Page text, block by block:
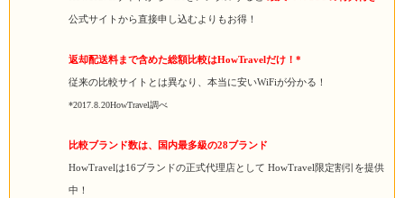
公式サイトから直接申し込むよりもお得！
返却配送料まで含めた総額比較はHowTravelだけ！*
従来の比較サイトとは異なり、本当に安いWiFiが分かる！
*2017.8.20HowTravel調べ
比較ブランド数は、国内最多級の28ブランド
HowTravelは16ブランドの正式代理店として HowTravel限定割引を提供
中！